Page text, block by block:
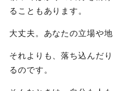
ることもあります。
大丈夫。あなたの立場や
それよりも、落ち込んだ
るのです。